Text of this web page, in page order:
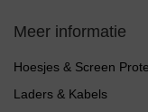
Meer informatie
Hoesjes & Screen
Laders & Kabels